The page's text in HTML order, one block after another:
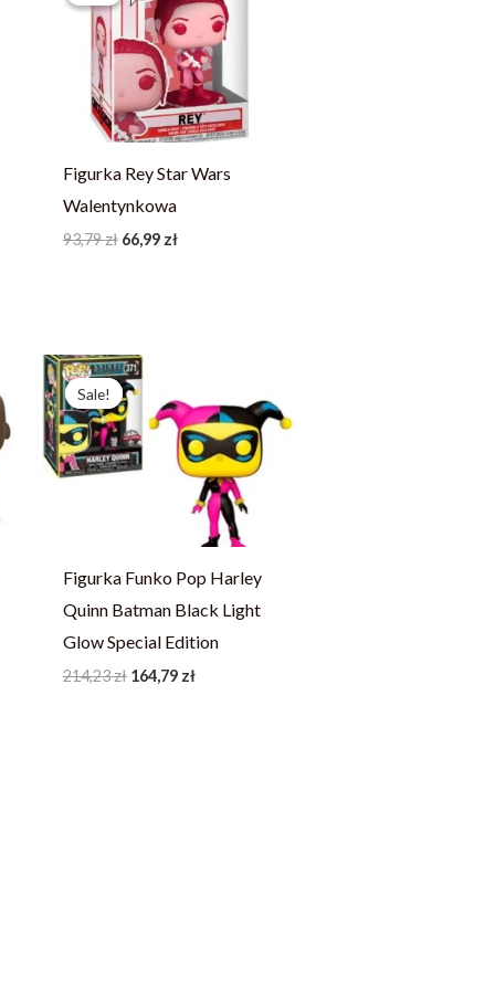
Figurka Rey Star Wars
Walentynkowa
93,79zł
93,79 zł.
66,99 zł
66,99 zł.
Sale!
Sale!
Figurka Funko Pop Harley
Quinn Batman Black Light
Glow Special Edition
214,23zł
Pierwotna
cena
wynosiła:
214,23 zł.
164,79 zł
wynosi:
164,79 zł.